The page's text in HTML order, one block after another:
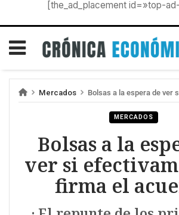
[the_ad_placement id=»top-
Mercados Bolsas a la espera de ver si
MERCADOS
Bolsas a la
ver si
firma el